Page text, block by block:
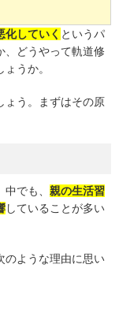
していく というパ
、どうやって軌道修
うか。
ょう。まずはその原
でも、 親の生活習
していることが多い
のような理由に思い